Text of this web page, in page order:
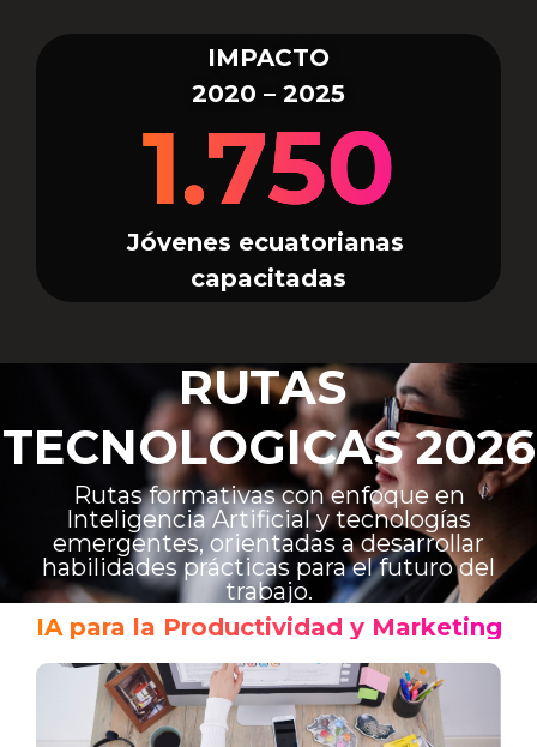
IMPACTO
2020 – 2025
1.750
Jóvenes ecuatorianas
capacitadas
RUTAS
TECNOLOGICAS 2026
Rutas formativas con enfoque en
Inteligencia Artificial y tecnologías
emergentes, orientadas a desarrollar
habilidades prácticas para el futuro del
trabajo.
IA para la Productividad y Marketing